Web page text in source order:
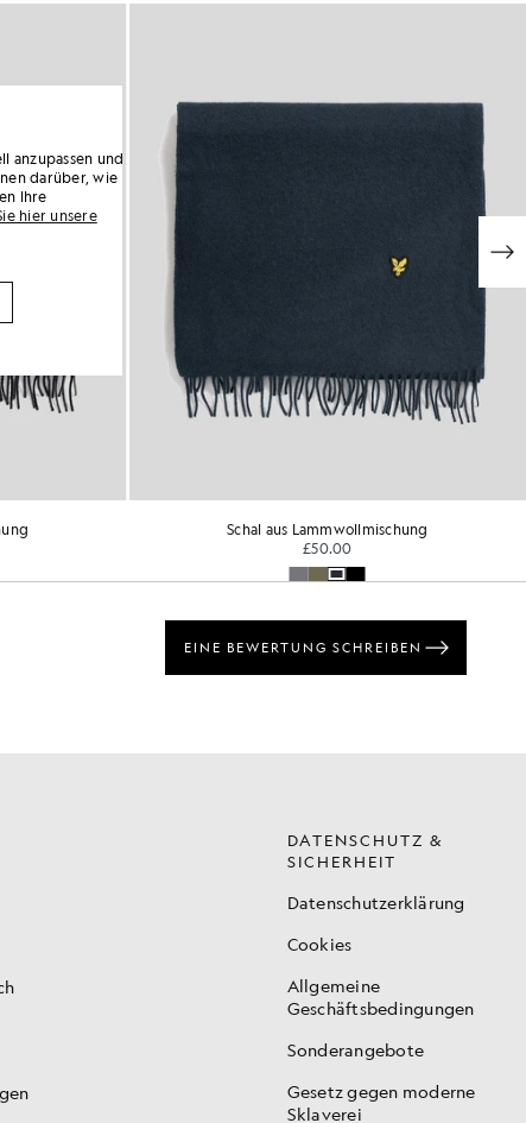
Schal aus Lammwollmischung
£50.00
DATENSCHUTZ &
SICHERHEIT
Datenschutzerklärung
Cookies
Allgemeine
Geschäftsbedingungen
Sonderangebote
Gesetz gegen moderne
Sklaverei
anzupassen und
darüber, wie
Ihre
hier unsere